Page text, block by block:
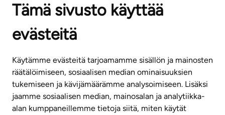
Tämä sivusto käyttää
evästeitä
Käytämme evästeitä tarjoamamme sisällön ja mainosten
räätälöimiseen, sosiaalisen median ominaisuuksien
tukemiseen ja kävijämäärämme analysoimiseen. Lisäksi
jaamme sosiaalisen median, mainosalan ja analytiikka-
alan kumppaneillemme tietoja siitä, miten käytät
ASIAKASPALVELUKESKUS
Puh. 045 7734 3777
(arkisin klo 8-16)
info@ta.fi
Tilaa uutiskirje